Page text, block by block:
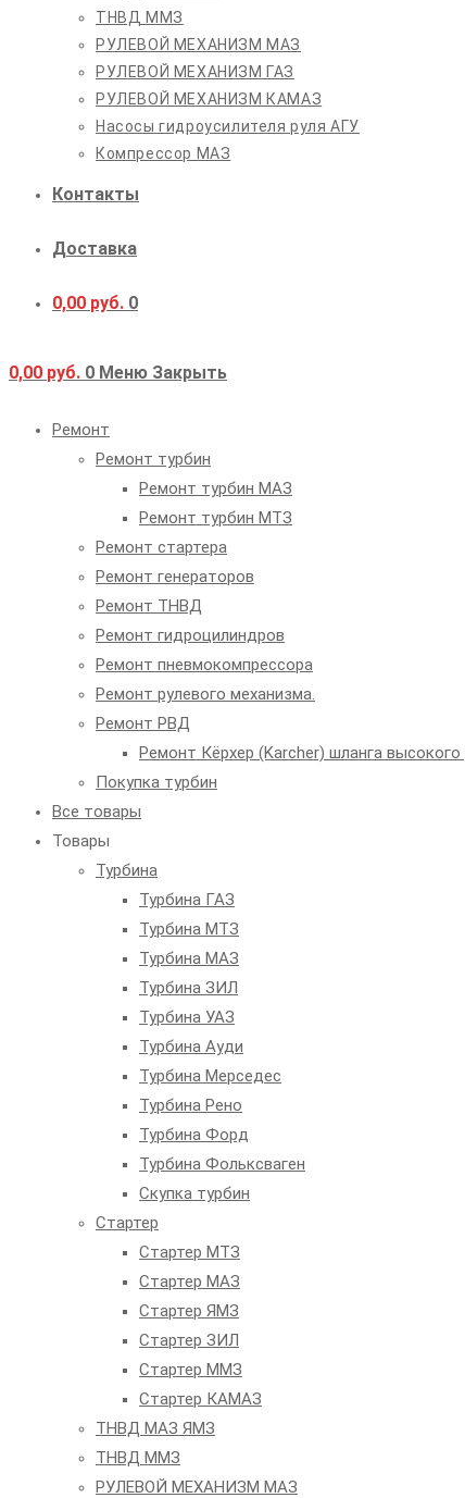
ТНВД ММЗ
РУЛЕВОЙ МЕХАНИЗМ МАЗ
РУЛЕВОЙ МЕХАНИЗМ ГАЗ
РУЛЕВОЙ МЕХАНИЗМ КАМАЗ
Насосы гидроусилителя руля АГУ
Компрессор МАЗ
Контакты
Доставка
0,00 руб. 0
0,00 руб. 0 Меню Закрыть
Ремонт
Ремонт турбин
Ремонт турбин МАЗ
Ремонт турбин МТЗ
Ремонт стартера
Ремонт генераторов
Ремонт ТНВД
Ремонт гидроцилиндров
Ремонт пневмокомпрессора
Ремонт рулевого механизма.
Ремонт РВД
Ремонт Кёрхер (Karcher) шланга
Покупка турбин
Все товары
Товары
Турбина
Турбина ГАЗ
Турбина МТЗ
Турбина МАЗ
Турбина ЗИЛ
Турбина УАЗ
Турбина Ауди
Турбина Мерседес
Турбина Рено
Турбина Форд
Турбина Фольксваген
Скупка турбин
Стартер
Стартер МТЗ
Стартер МАЗ
Стартер ЯМЗ
Стартер ЗИЛ
Стартер ММЗ
Стартер КАМАЗ
ТНВД МАЗ ЯМЗ
ТНВД ММЗ
РУЛЕВОЙ МЕХАНИЗМ МАЗ